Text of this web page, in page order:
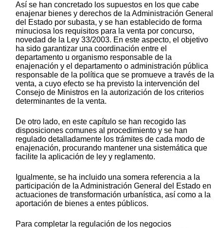
Así se han concretado los supuestos en los que cabe
enajenar bienes y derechos de la Administración General
del Estado por subasta, y se han establecido de forma
minuciosa los requisitos para la venta por concurso,
novedad de la Ley 33/2003. En este aspecto, el objetivo
ha sido garantizar una coordinación entre el
departamento u organismo responsable de la
enajenación y el departamento o administración pública
responsable de la política que se promueve a través de la
venta, a cuyo efecto se ha previsto la intervención del
Consejo de Ministros en la autorización de los criterios
determinantes de la venta.
De otro lado, en este capítulo se han recogido las
disposiciones comunes al procedimiento y se han
regulado detalladamente los trámites de cada modo de
enajenación, procurando mantener una sistemática que
facilite la aplicación de ley y reglamento.
Igualmente, se ha incluido una somera referencia a la
participación de la Administración General del Estado en
actuaciones de transformación urbanística, así como a la
aportación de bienes a entes públicos.
Para completar la regulación de los negocios